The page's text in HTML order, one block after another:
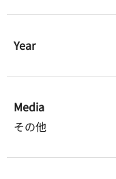
Year
Media
その他